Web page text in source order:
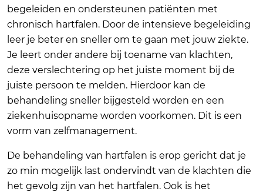
begeleiden en ondersteunen patiënten met
chronisch hartfalen. Door de intensieve begeleiding
leer je beter en sneller om te gaan met jouw ziekte.
Je leert onder andere bij toename van klachten,
deze verslechtering op het juiste moment bij de
juiste persoon te melden. Hierdoor kan de
behandeling sneller bijgesteld worden en een
ziekenhuisopname worden voorkomen. Dit is een
vorm van zelfmanagement.
De behandeling van hartfalen is erop gericht dat je
zo min mogelijk last ondervindt van de klachten die
het gevolg zijn van het hartfalen. Ook is het